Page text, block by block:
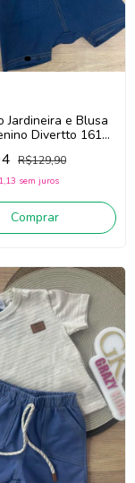
Jardineira e Blusa
Divertto 16153
R$129,90
sem juros
Comprar